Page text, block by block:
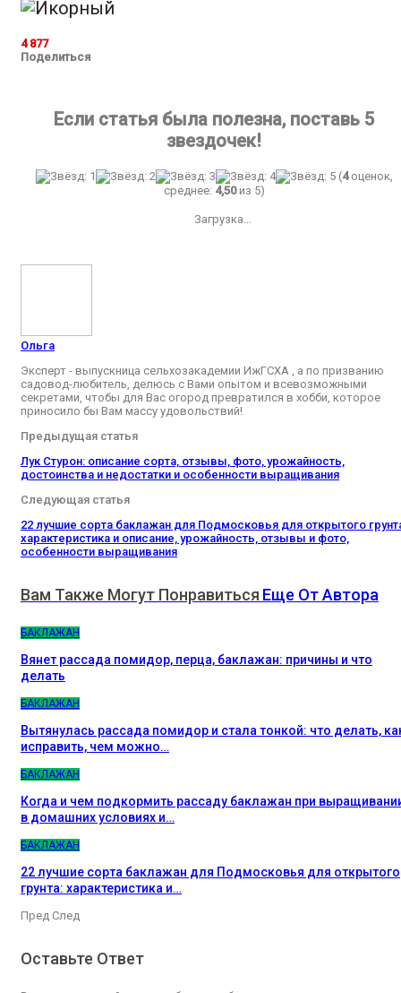
4 877
Поделиться
Если статья была полезна, поставь 5
звездочек!
(4оценок,
среднее: 4,50из 5)
Загрузка...
Ольга
Эксперт - выпускница сельхозакадемии ИжГСХА , а по призванию
садовод-любитель, делюсь с Вами опытом и всевозможными
секретами, чтобы для Вас огород превратился в хобби, которое
приносило бы Вам массу удовольствий!
Предыдущая статья
Лук Стурон: описание сорта, отзывы, фото, урожайность,
достоинства и недостатки и особенности выращивания
Следующая статья
22 лучшие сорта баклажан для Подмосковья для открытого
характеристика и описание, урожайность, отзывы и фото,
особенности выращивания
Вам Также Могут Понравиться Еще От Автора
БАКЛАЖАН
Вянет рассада помидор, перца, баклажан: причины и что
делать
БАКЛАЖАН
Вытянулась рассада помидор и стала тонкой: что делать,
исправить, чем можно…
БАКЛАЖАН
Когда и чем подкормить рассаду баклажан при
в домашних условиях и…
БАКЛАЖАН
22 лучшие сорта баклажан для Подмосковья для открытого
грунта: характеристика и…
Пред След
Оставьте Ответ